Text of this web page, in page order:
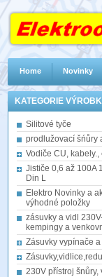
KATEGORIE
Silitové tyče
prodlužovací šńůry
Vodiče CU, kabely.,
Jističe 0,6 až 100A
Din L
Elektro Novinky a
výhodné položky
zásuvky a vidl
kempingy a
Zásuvky vypínače
230V přístroj šnůry,
Home Novinky